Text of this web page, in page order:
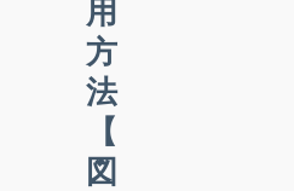
用
方
法
【
図